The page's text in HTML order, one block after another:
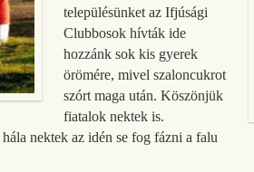
településünket az Ifjúsági
Clubbosok hívták ide
hozzánk sok kis gyerek
örömére, mivel szaloncukrot
szórt maga után. Köszönjük
fiatalok nektek is.
nektek az idén se fog fázni a falu